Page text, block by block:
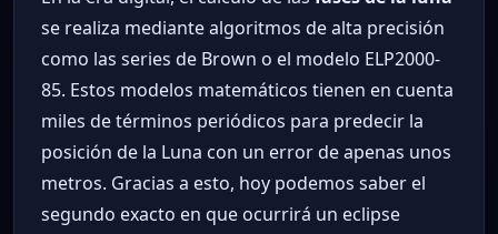
se realiza mediante algoritmos de alta precisión
como las series de Brown o el modelo ELP2000-
85. Estos modelos matemáticos tienen en cuenta
miles de términos periódicos para predecir la
posición de la Luna con un error de apenas unos
metros. Gracias a esto, hoy podemos saber el
segundo exacto en que ocurrirá un eclipse